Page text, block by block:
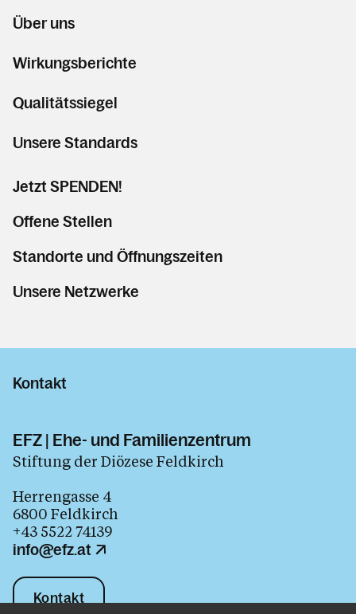
Über uns
Wirkungsberichte
Qualitätssiegel
Unsere Standards
Jetzt SPENDEN!
Offene Stellen
Standorte und Öffnungszeiten
Unsere Netzwerke
Kontakt
EFZ | Ehe- und Familienzentrum
Stiftung der Diözese Feldkirch
Herrengasse 4
6800 Feldkirch
+43 5522 74139
info@efz.at
Kontakt